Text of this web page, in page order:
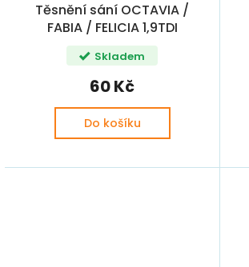
Těsnění sání OCTAVIA /
FABIA / FELICIA 1,9TDI
Skladem
60 Kč
Do košíku